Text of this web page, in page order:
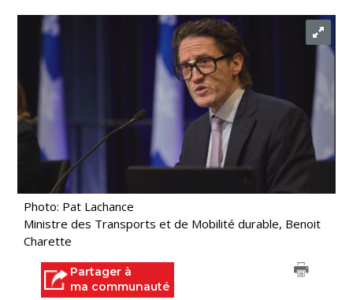
Photo: Pat Lachance
Ministre des Transports et de Mobilité durable, Benoit
Charette
Partager à
ma communauté